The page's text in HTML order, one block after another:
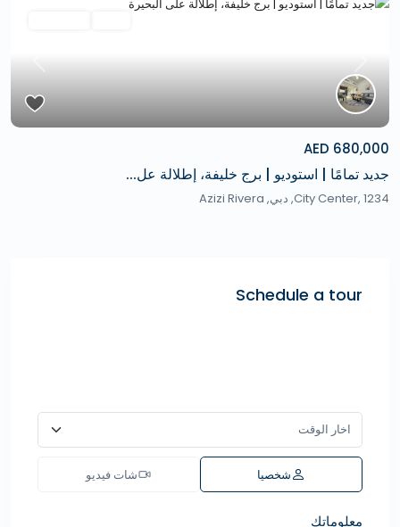
Next
680,000 AED
جديد تمامًا | استوديو | برج خليفة، إطلالة عل...
City Center, 1234, دبي,
Azizi Rivera
Schedule a tour
شخصيا شات فيديو
معلوماتك